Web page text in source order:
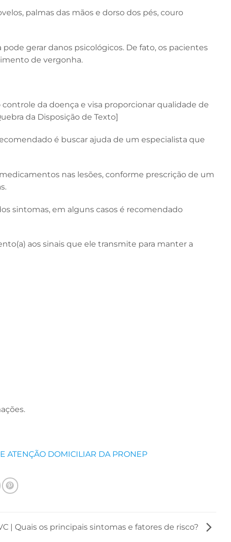
palmas das mãos e dorso dos pés, couro
gerar danos psicológicos. De fato, os pacientes
de vergonha.
da doença e visa proporcionar qualidade de
da Disposição de Texto]
é buscar ajuda de um especialista que
nas lesões, conforme prescrição de um
sintomas, em alguns casos é recomendado
aos sinais que ele transmite para manter a
ATENÇÃO DOMICILIAR DA PRONEP
| Quais os principais sintomas e fatores de risco?